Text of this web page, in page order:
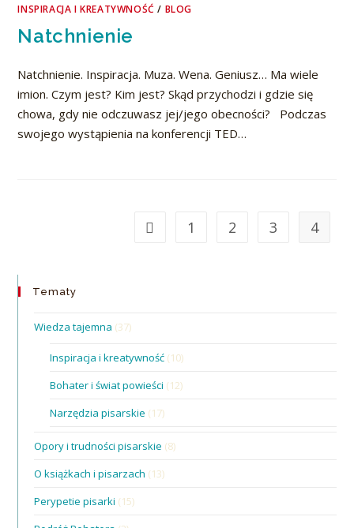
INSPIRACJA I KREATYWNOŚĆ / BLOG
Natchnienie
Natchnienie. Inspiracja. Muza. Wena. Geniusz… Ma wiele
imion. Czym jest? Kim jest? Skąd przychodzi i gdzie się
chowa, gdy nie odczuwasz jej/jego obecności? Podczas
swojego wystąpienia na konferencji TED…
Go to the previous page
1 2 3 4
Tematy
Wiedza tajemna (37)
Inspiracja i kreatywność (10)
Bohater i świat powieści (12)
Narzędzia pisarskie (17)
Opory i trudności pisarskie (8)
O książkach i pisarzach (13)
Perypetie pisarki (15)